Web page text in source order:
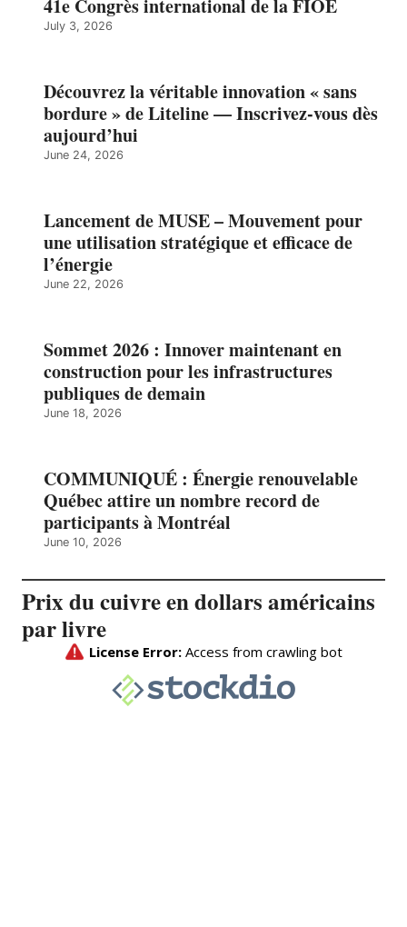
41e Congrès international de la FIOE
July 3, 2026
Découvrez la véritable innovation « sans
bordure » de Liteline — Inscrivez-vous dès
aujourd’hui
June 24, 2026
Lancement de MUSE – Mouvement pour
une utilisation stratégique et efficace de
l’énergie
June 22, 2026
Sommet 2026 : Innover maintenant en
construction pour les infrastructures
publiques de demain
June 18, 2026
COMMUNIQUÉ : Énergie renouvelable
Québec attire un nombre record de
participants à Montréal
June 10, 2026
Prix du cuivre en dollars américains
par livre